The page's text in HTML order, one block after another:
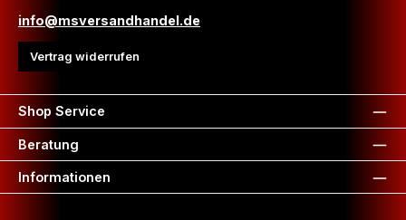
info@msversandhandel.de
Vertrag widerrufen
Shop Service
Beratung
Informationen